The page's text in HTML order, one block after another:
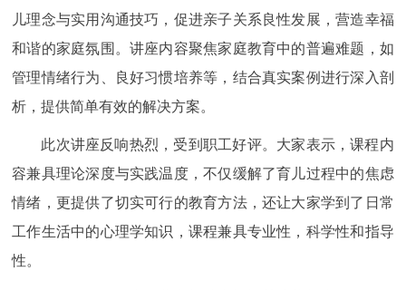
儿理念与实用沟通技巧，促进亲子关系良性发展，营造幸福
和谐的家庭氛围。讲座内容聚焦家庭教育中的普遍难题，如
管理情绪行为、良好习惯培养等，结合真实案例进行深入剖
析，提供简单有效的解决方案。
此次讲座反响热烈，受到职工好评。大家表示，课程内
容兼具理论深度与实践温度，不仅缓解了育儿过程中的焦虑
情绪，更提供了切实可行的教育方法，还让大家学到了日常
工作生活中的心理学知识，课程兼具专业性，科学性和指导
性。